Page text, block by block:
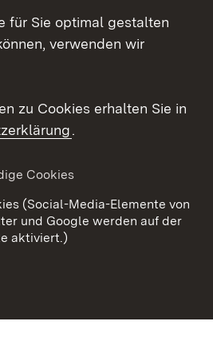
Datenschutz
Cookies
für Sie optimal gestalten
verwenden wir
zu Cookies erhalten Sie in
.
Cookies
(Social-Media-Elemente von
und Google werden auf der
aktiviert.)